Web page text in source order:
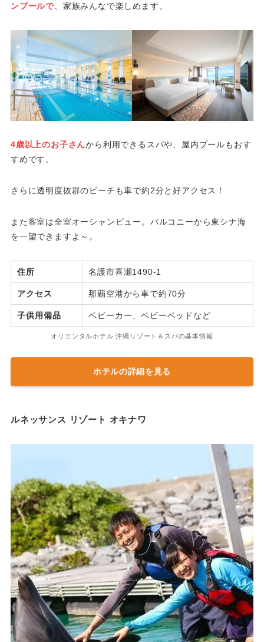
ンプールで、家族みんなで楽しめます。
4歳以上のお子さんから利用できるスパや、屋内プールもおす
すめです。
さらに透明度抜群のビーチも車で約2分と好アクセス！
また客室は全室オーシャンビュー。バルコニーから東シナ海
を一望できますよ～。
住所 名護市喜瀬1490-1
アクセス 那覇空港から車で約70分
子供用備品 ベビーカー、ベビーベッドなど
オリエンタルホテル 沖縄リゾート＆スパの基本情報
ホテルの詳細を見る
ルネッサンス リゾート オキナワ